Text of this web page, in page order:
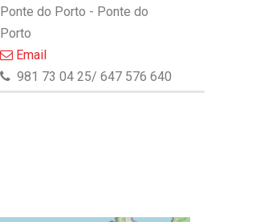
Ponte do Porto - Ponte do
Porto
Email
981 73 04 25/ 647 576 640